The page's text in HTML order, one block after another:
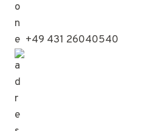
+49 431 26040540